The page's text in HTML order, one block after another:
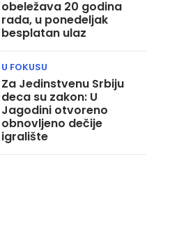
obeležava 20 godina
rada, u ponedeljak
besplatan ulaz
Za Jedinstvenu Srbiju
deca su zakon: U
Jagodini otvoreno
obnovljeno dečije
igralište
U FOKUSU